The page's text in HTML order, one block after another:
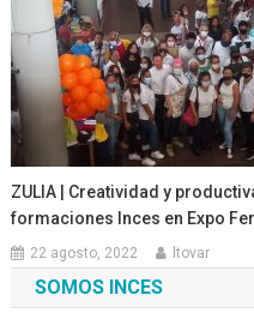
ZULIA | Creatividad y
formaciones Inces en Expo
22 agosto, 2022 ltovar
SOMOS INCES